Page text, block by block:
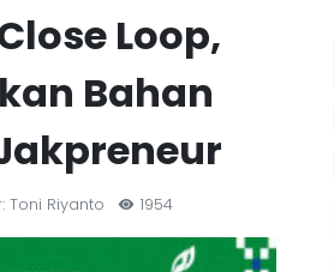
Loop,
Bahan
Toni Riyanto 1954